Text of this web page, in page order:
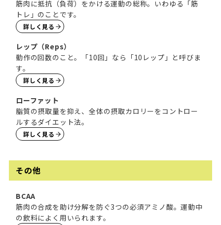
筋肉に抵抗（負荷）をかける運動の総称。いわゆる「筋
トレ」のことです。
詳しく見る
レップ（Reps）
動作の回数のこと。「10回」なら「10レップ」と呼びま
す。
詳しく見る
ローファット
脂質の摂取量を抑え、全体の摂取カロリーをコントロー
ルするダイエット法。
詳しく見る
その他
BCAA
筋肉の合成を助け分解を防ぐ3つの必須アミノ酸。運動中
の飲料によく用いられます。